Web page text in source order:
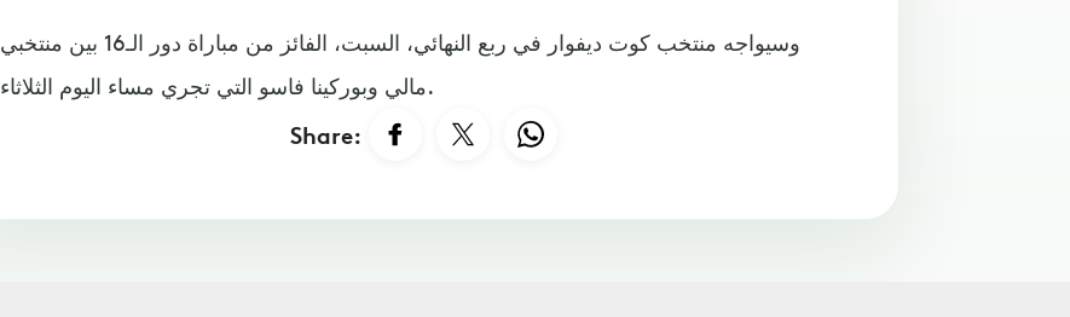
وسيواجه منتخب كوت ديفوار في ربع النهائي، السبت، الفائز من مباراة دور الـ16 بين منتخبي
مالي وبوركينا فاسو التي تجري مساء اليوم الثلاثاء.
Share: